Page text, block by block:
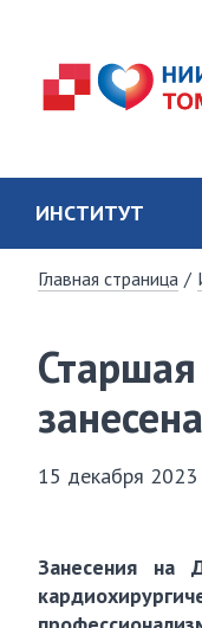
ИНСТИТУТ
Главная страница /
15 декабря 2023
Занесения на